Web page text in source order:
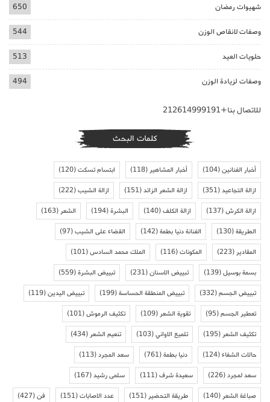
شهيوات رمضان 650
وصفات لانقاص الوزن 544
حلويات العيد 513
وصفات لزيادة الوزن 494
للاتصال بنا+212614999191
كلمات البحث
أخبار الفنانين(104) أخبار المشاهير(118) ابتسام تسكت(120)
ازالة التجاعيد(351) ازالة الشعر الزائد(151) ازالة الشيب(222)
ازالة الكرش(137) ازالة الكلف(140) البشرة(194) الشعر(163)
الطريقة(130) الفنانة دنيا بطمة(142) القضاء على الشيب(97)
المقادير(223) المكونات(116) الملك محمد السادس(101)
بسمة بوسيل(139) تبييض الاسنان(231) تبييض البشرة(559)
تبييض الجسم(332) تبييض المنطقة الحساسة(199) تبييض اليدين(119)
تعطير الجسم(95) تقوية الشعر(109) تكثيف الرموش(101)
تكثيف الشعر(195) تلميع الاواني(103) تنعيم الشعر(434)
حالات الشفاء(124) دنيا بطمة(761) سعد المجرد(113)
سعد لمجرد(226) سعيدة شرف(111) سلمى رشيد(167)
صباغة الشعر(140) طريقة التحضير(151) عدد الاصابات(151) فن(427)